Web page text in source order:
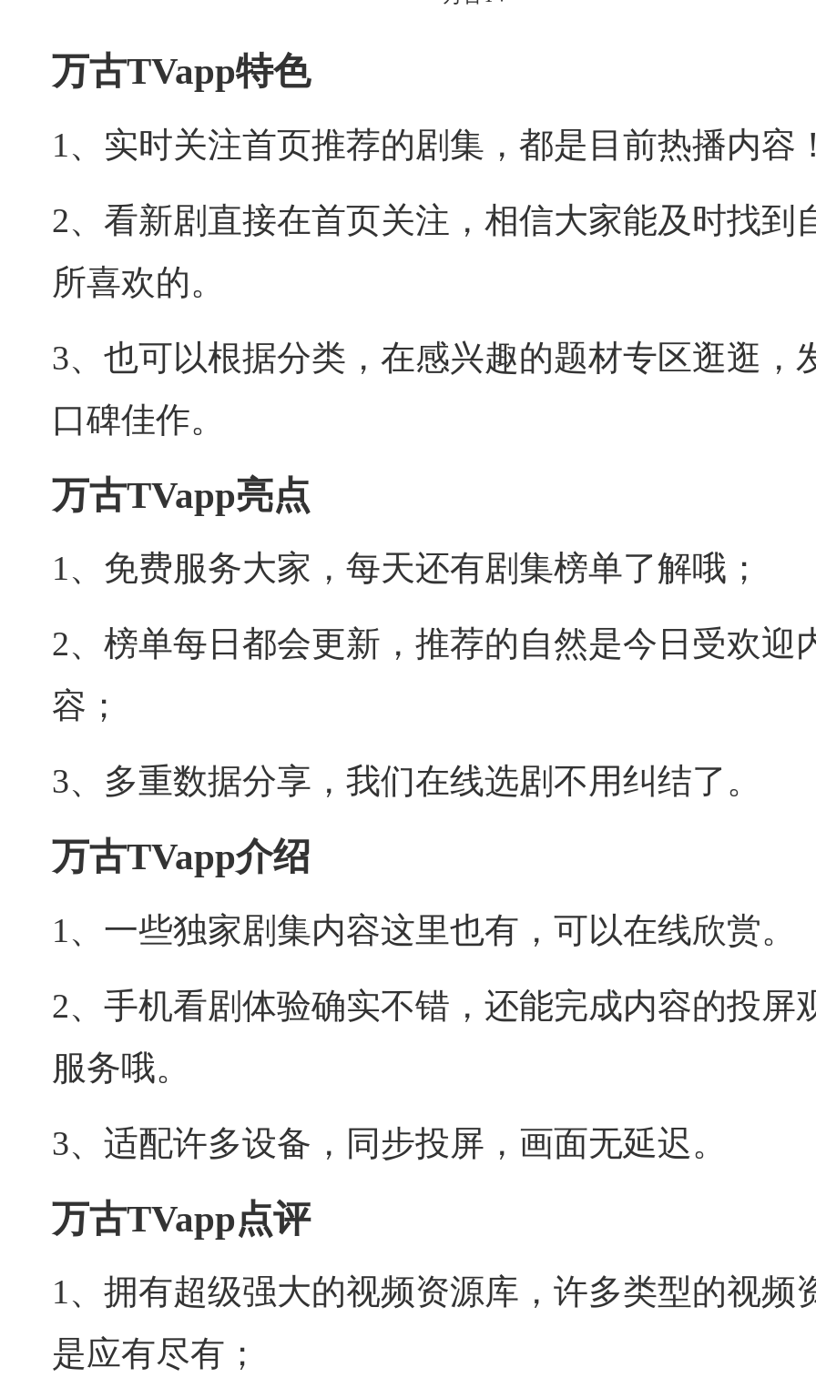
万古TVapp特色
1、实时关注首页推荐的剧集，都是目前热播内容
2、看新剧直接在首页关注，相信大家能及时找到
所喜欢的。
3、也可以根据分类，在感兴趣的题材专区逛逛，
口碑佳作。
万古TVapp亮点
1、免费服务大家，每天还有剧集榜单了解哦；
2、榜单每日都会更新，推荐的自然是今日受欢迎
容；
3、多重数据分享，我们在线选剧不用纠结了。
万古TVapp介绍
1、一些独家剧集内容这里也有，可以在线欣赏。
2、手机看剧体验确实不错，还能完成内容的投屏
服务哦。
3、适配许多设备，同步投屏，画面无延迟。
万古TVapp点评
1、拥有超级强大的视频资源库，许多类型的视频
是应有尽有；